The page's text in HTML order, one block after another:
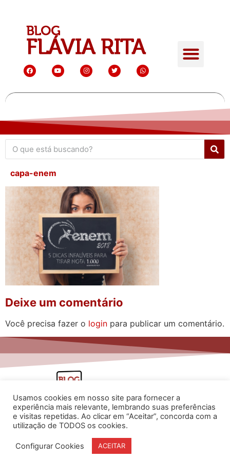
capa-enem
Deixe um comentário
Você precisa fazer o login para publicar um comentário.
www.flaviarita.com
Usamos cookies em nosso site para fornecer a
experiência mais relevante, lembrando suas preferências
e visitas repetidas. Ao clicar em “Aceitar”, concorda com a
utilização de TODOS os cookies.
Configurar Cookies ACEITAR